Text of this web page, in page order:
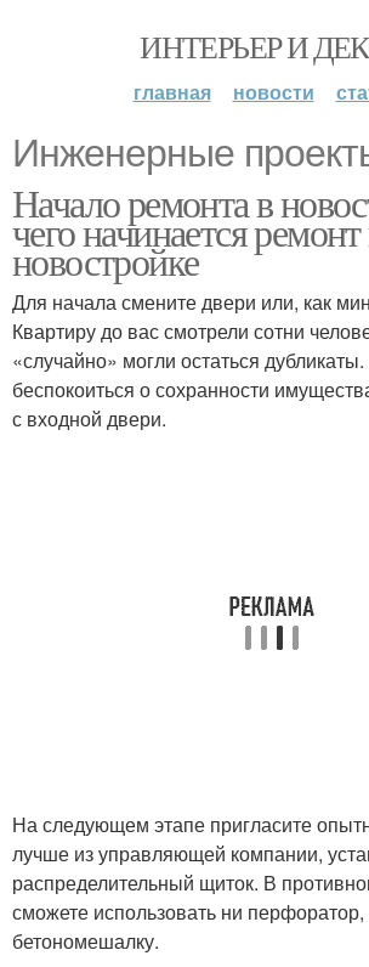
ИНТЕРЬЕР И
главная новости
Инженерные
Начало ремонта в
чего начинается
новостройке
Для начала смените двери или, как
Квартиру до вас смотрели сотни
«случайно» могли остаться
беспокоиться о сохранности
с входной двери.
На следующем этапе пригласите
лучше из управляющей компании,
распределительный щиток. В
сможете использовать ни перфоратор,
бетономешалку.